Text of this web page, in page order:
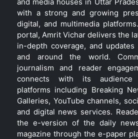
with a strong and growing
digital, and multimedia
portal, Amrit Vichar delivers the
in-depth coverage, and
and around the world.
journalism and reader
connects with its audience
platforms including Breaking
Galleries, YouTube channels,
and digital news services.
the e-version of the daily
magazine through the e-paper